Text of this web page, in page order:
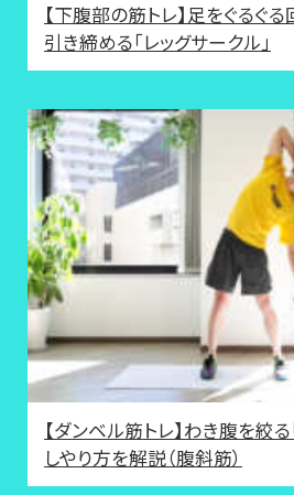
【下腹部の筋トレ】足をぐるぐ
引き締める「レッグサークル」
【ダンベル筋トレ】わき腹を絞る
しやり方を解説（腹斜筋）